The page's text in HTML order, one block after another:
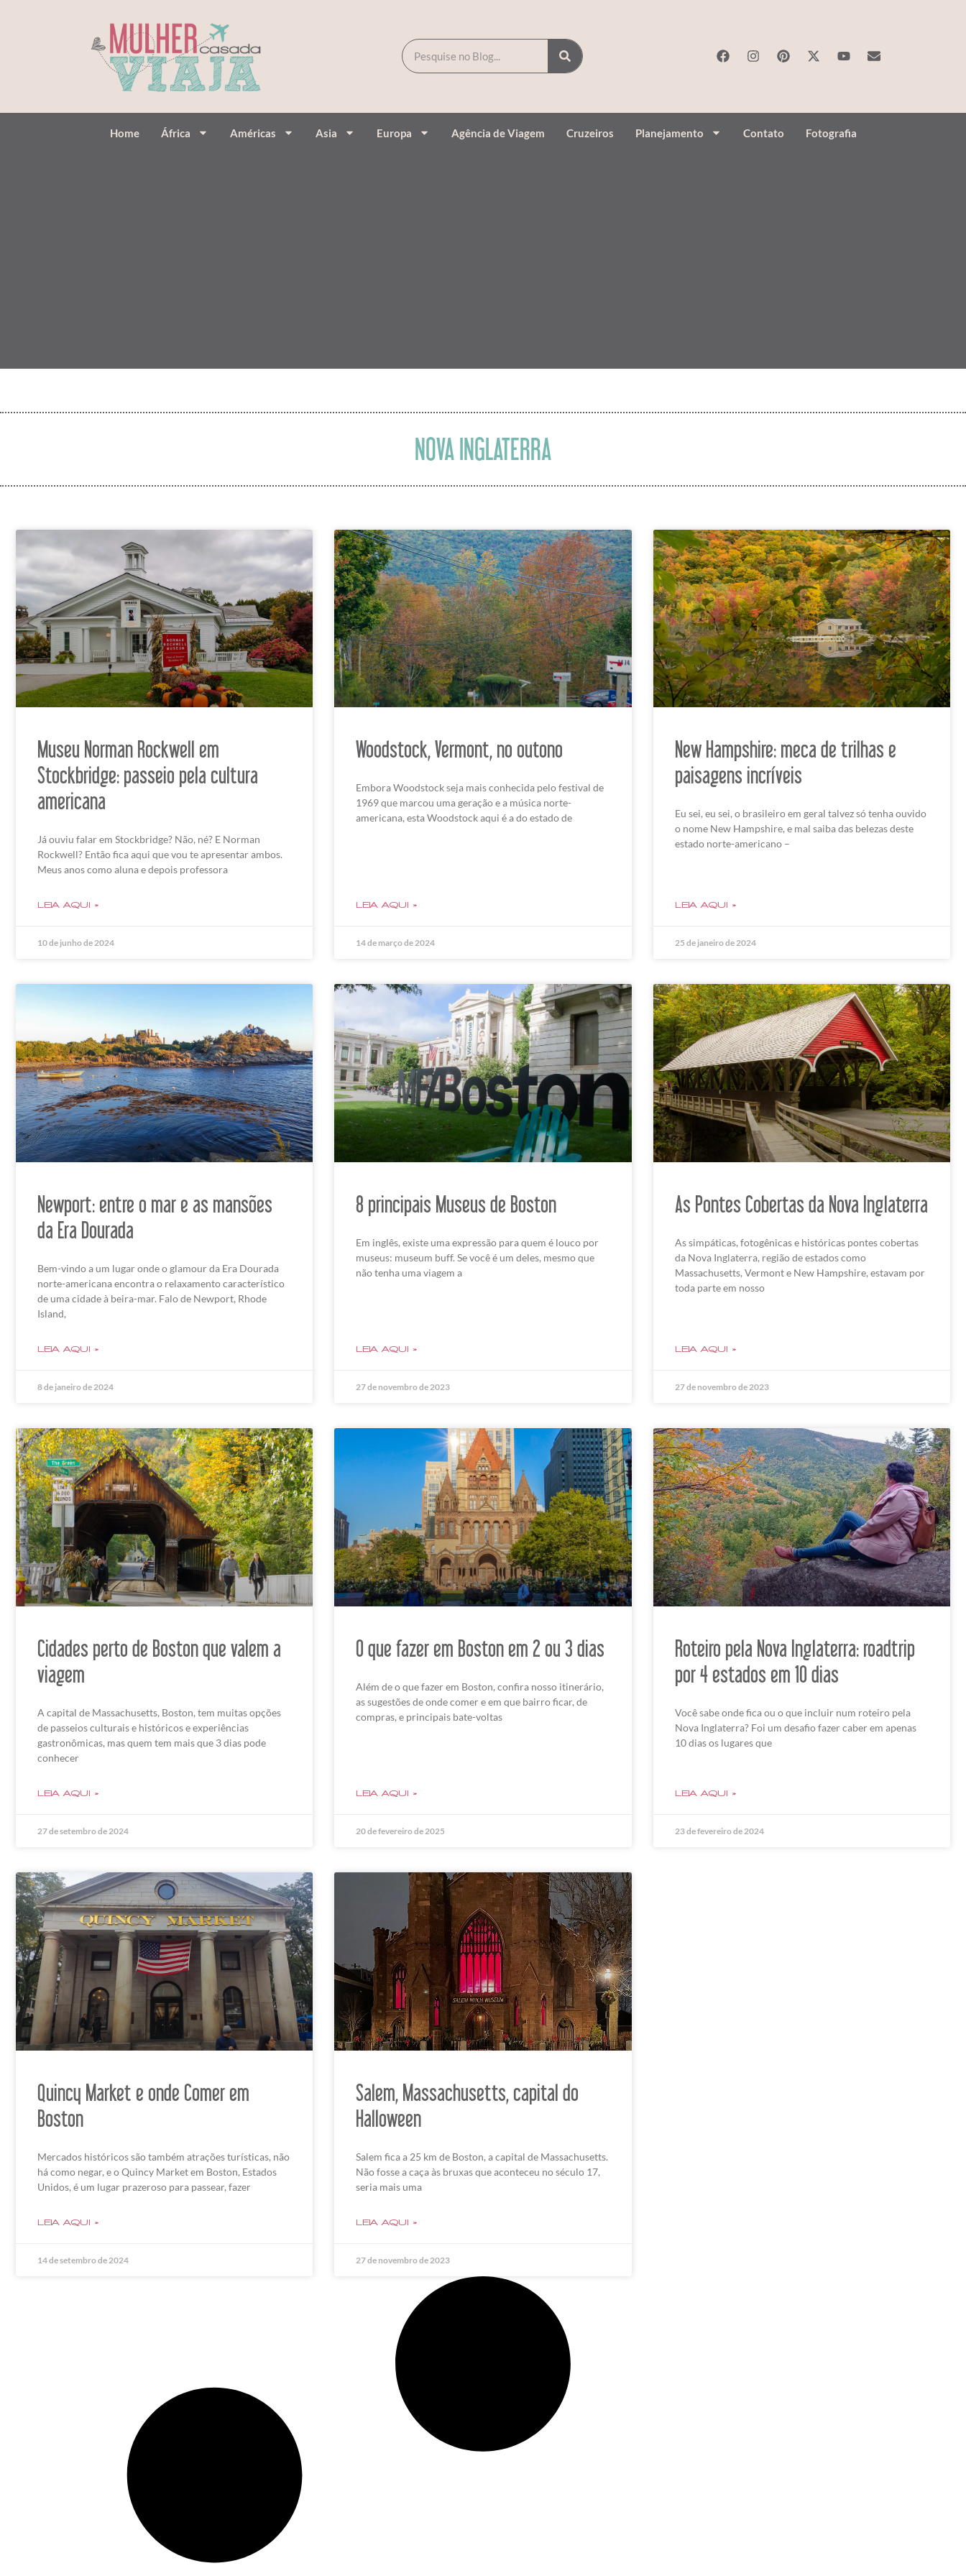
Home África Américas Asia Europa Agência de Viagem Cruzeiros Planejamento Contato Fotografia
NOVA INGLATERRA
Museu Norman Rockwell em
Stockbridge: passeio pela cultura
americana
Já ouviu falar em Stockbridge? Não, né? E Norman
Rockwell? Então fica aqui que vou te apresentar ambos.
Meus anos como aluna e depois professora
LEIA AQUI »
10 de junho de 2024
Woodstock, Vermont, no outono
Embora Woodstock seja mais conhecida pelo festival de
1969 que marcou uma geração e a música norte-
americana, esta Woodstock aqui é a do estado de
LEIA AQUI »
14 de março de 2024
New Hampshire: meca de trilhas e
paisagens incríveis
Eu sei, eu sei, o brasileiro em geral talvez só tenha ouvido
o nome New Hampshire, e mal saiba das belezas deste
estado norte-americano –
LEIA AQUI »
25 de janeiro de 2024
Newport: entre o mar e as mansões
da Era Dourada
Bem-vindo a um lugar onde o glamour da Era Dourada
norte-americana encontra o relaxamento característico
de uma cidade à beira-mar. Falo de Newport, Rhode
Island,
LEIA AQUI »
8 de janeiro de 2024
8 principais Museus de Boston
Em inglês, existe uma expressão para quem é louco por
museus: museum buff. Se você é um deles, mesmo que
não tenha uma viagem a
LEIA AQUI »
27 de novembro de 2023
As Pontes Cobertas da Nova Inglaterra
As simpáticas, fotogênicas e históricas pontes cobertas
da Nova Inglaterra, região de estados como
Massachusetts, Vermont e New Hampshire, estavam por
toda parte em nosso
LEIA AQUI »
27 de novembro de 2023
Cidades perto de Boston que valem a
viagem
A capital de Massachusetts, Boston, tem muitas opções
de passeios culturais e históricos e experiências
gastronômicas, mas quem tem mais que 3 dias pode
conhecer
LEIA AQUI »
27 de setembro de 2024
O que fazer em Boston em 2 ou 3 dias
Além de o que fazer em Boston, confira nosso itinerário,
as sugestões de onde comer e em que bairro ficar, de
compras, e principais bate-voltas
LEIA AQUI »
20 de fevereiro de 2025
Roteiro pela Nova Inglaterra: roadtrip
por 4 estados em 10 dias
Você sabe onde fica ou o que incluir num roteiro pela
Nova Inglaterra? Foi um desafio fazer caber em apenas
10 dias os lugares que
LEIA AQUI »
23 de fevereiro de 2024
Quincy Market e onde Comer em
Boston
Mercados históricos são também atrações turísticas, não
há como negar, e o Quincy Market em Boston, Estados
Unidos, é um lugar prazeroso para passear, fazer
LEIA AQUI »
14 de setembro de 2024
Salem, Massachusetts, capital do
Halloween
Salem fica a 25 km de Boston, a capital de Massachusetts.
Não fosse a caça às bruxas que aconteceu no século 17,
seria mais uma
LEIA AQUI »
27 de novembro de 2023